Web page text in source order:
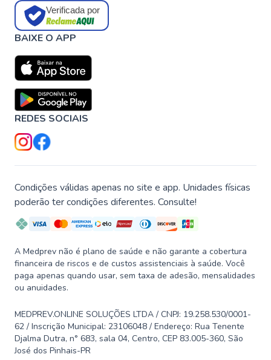
Verificada por
BAIXE O APP
REDES SOCIAIS
Condições válidas apenas no site e app. Unidades físicas
poderão ter condições diferentes. Consulte!
A Medprev não é plano de saúde e não garante a cobertura
financeira de riscos e de custos assistenciais à saúde. Você
paga apenas quando usar, sem taxa de adesão, mensalidades
ou anuidades.
MEDPREV.ONLINE SOLUÇÕES LTDA / CNPJ: 19.258.530/0001-
62 / Inscrição Municipal: 23106048 / Endereço: Rua Tenente
Djalma Dutra, n° 683, sala 04, Centro, CEP 83.005-360, São
José dos Pinhais-PR